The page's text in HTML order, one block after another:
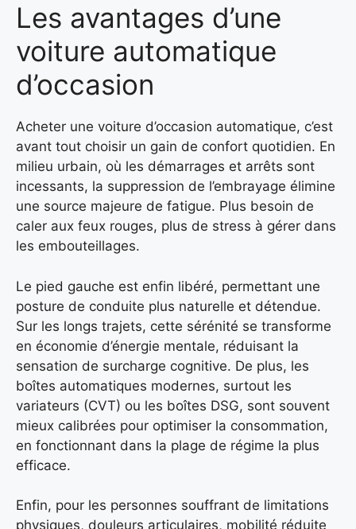
Les avantages d’une
voiture automatique
d’occasion
Acheter une voiture d’occasion automatique, c’est
avant tout choisir un gain de confort quotidien. En
milieu urbain, où les démarrages et arrêts sont
incessants, la suppression de l’embrayage élimine
une source majeure de fatigue. Plus besoin de
caler aux feux rouges, plus de stress à gérer dans
les embouteillages.
Le pied gauche est enfin libéré, permettant une
posture de conduite plus naturelle et détendue.
Sur les longs trajets, cette sérénité se transforme
en économie d’énergie mentale, réduisant la
sensation de surcharge cognitive. De plus, les
boîtes automatiques modernes, surtout les
variateurs (CVT) ou les boîtes DSG, sont souvent
mieux calibrées pour optimiser la consommation,
en fonctionnant dans la plage de régime la plus
efficace.
Enfin, pour les personnes souffrant de limitations
physiques, douleurs articulaires, mobilité réduite